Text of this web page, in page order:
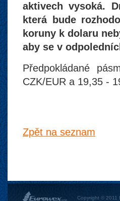
aktivech vysoká.
která bude
koruny k dolaru
aby se v
Předpokládané
CZK/EUR a 19,35 -
Zpět na seznam
Copyright © 2011